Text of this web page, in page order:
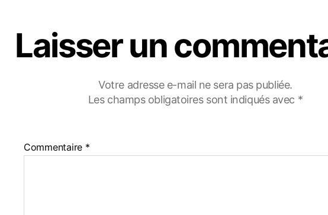
Laisser un
Votre adresse e-mail ne sera pas publiée.
Les champs obligatoires sont indiqués avec *
Commentaire *